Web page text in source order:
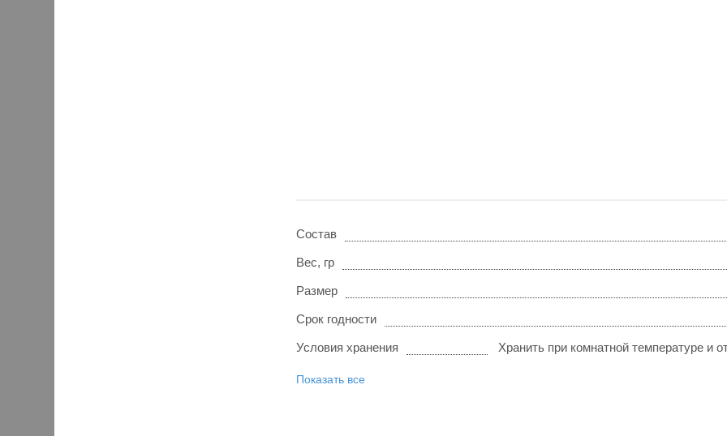
Состав
Вес, гр
Размер
Срок годности
Условия хранения Хранить при комнатной температуре и
Показать все